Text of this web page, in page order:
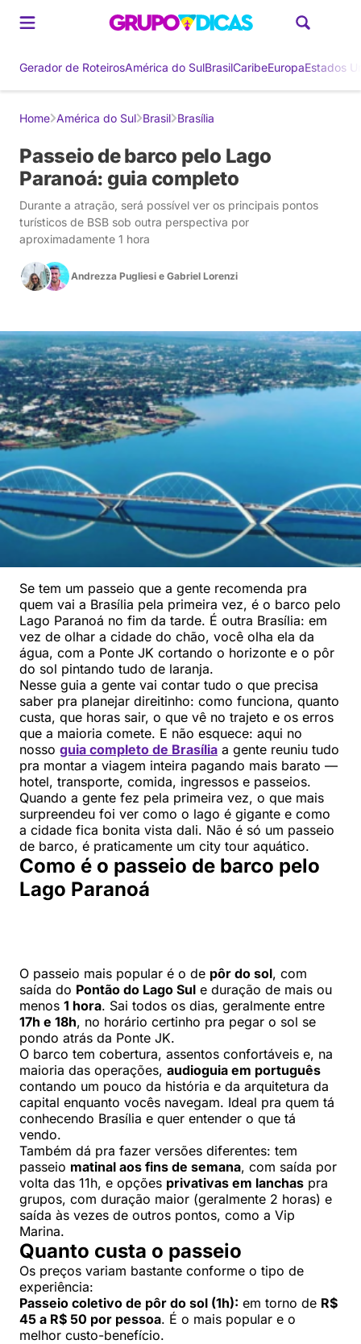
Gerador de RoteirosAmérica do SulBrasilCaribeEuropaEstados
Home América do Sul Brasil Brasília
Passeio de barco pelo Lago
Paranoá: guia completo
Durante a atração, será possível ver os principais pontos
turísticos de BSB sob outra perspectiva por
aproximadamente 1 hora
Andrezza Pugliesi e Gabriel Lorenzi
Se tem um passeio que a gente recomenda pra
quem vai a Brasília pela primeira vez, é o barco pelo
Lago Paranoá no fim da tarde. É outra Brasília: em
vez de olhar a cidade do chão, você olha ela da
água, com a Ponte JK cortando o horizonte e o pôr
do sol pintando tudo de laranja.
Nesse guia a gente vai contar tudo o que precisa
saber pra planejar direitinho: como funciona, quanto
custa, que horas sair, o que vê no trajeto e os erros
que a maioria comete. E não esquece: aqui no
nosso guia completo de Brasília a gente reuniu tudo
pra montar a viagem inteira pagando mais barato —
hotel, transporte, comida, ingressos e passeios.
Quando a gente fez pela primeira vez, o que mais
surpreendeu foi ver como o lago é gigante e como
a cidade fica bonita vista dali. Não é só um passeio
de barco, é praticamente um city tour aquático.
Como é o passeio de barco pelo
Lago Paranoá
O passeio mais popular é o de pôr do sol, com
saída do Pontão do Lago Sul e duração de mais ou
menos 1 hora. Sai todos os dias, geralmente entre
17h e 18h, no horário certinho pra pegar o sol se
pondo atrás da Ponte JK.
O barco tem cobertura, assentos confortáveis e, na
maioria das operações, audioguia em português
contando um pouco da história e da arquitetura da
capital enquanto vocês navegam. Ideal pra quem tá
conhecendo Brasília e quer entender o que tá
vendo.
Também dá pra fazer versões diferentes: tem
passeio matinal aos fins de semana, com saída por
volta das 11h, e opções privativas em lanchas pra
grupos, com duração maior (geralmente 2 horas) e
saída às vezes de outros pontos, como a Vip
Marina.
Quanto custa o passeio
Os preços variam bastante conforme o tipo de
experiência:
Passeio coletivo de pôr do sol (1h): em torno de R$
45 a R$ 50 por pessoa. É o mais popular e o
melhor custo-benefício.